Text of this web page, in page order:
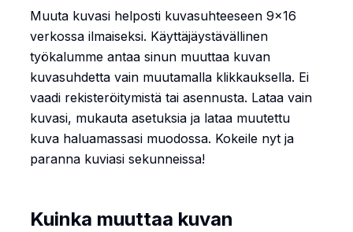
Muuta kuvasi helposti kuvasuhteeseen 9x16
verkossa ilmaiseksi. Käyttäjäystävällinen
työkalumme antaa sinun muuttaa kuvan
kuvasuhdetta vain muutamalla klikkauksella. Ei
vaadi rekisteröitymistä tai asennusta. Lataa vain
kuvasi, mukauta asetuksia ja lataa muutettu
kuva haluamassasi muodossa. Kokeile nyt ja
paranna kuviasi sekunneissa!
Kuinka muuttaa kuvan